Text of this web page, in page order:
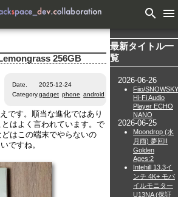
search menu
256GB
Date.
2025-12-24
Category.gadget phone android
です。順当な進化ではあり
はよく言われています。で
はこの端末でやらないの
ですね。
最新タイトル一
覧
2026-06-26
Fiio/SNOWSKY
Hi-Fi Audio
Player ECHO
NANO
2026-06-25
Moondrop (水
月雨) 夢回II
Golden
Ages:2
Intehill 13.3イ
ンチ 4K+ モバ
イルモニター
U13NA (保証